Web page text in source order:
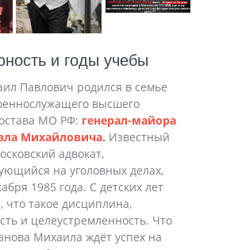
и годы учебы
Павлович родился в семье
высшего
МО РФ: генерал-майора
Михайловича. Известный
адвокат,
на уголовных делах,
1985 года. С детских лет
что такое дисциплина,
и целеустремленность. Что
Михаила ждёт успех на